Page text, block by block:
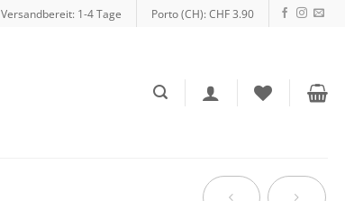
Versandbereit: 1-4 Tage Porto (CH): CHF 3.90